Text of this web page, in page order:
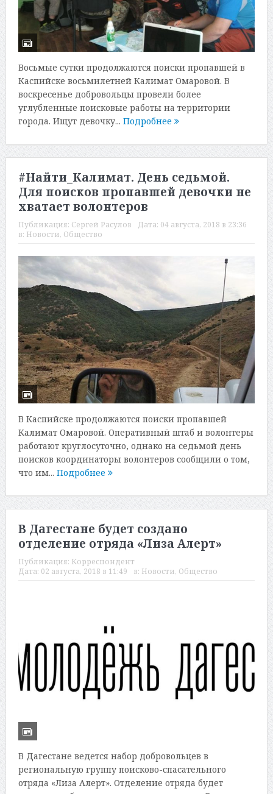
Восьмые сутки продолжаются поиски пропавшей в
Каспийске восьмилетней Калимат Омаровой. В
воскресенье добровольцы провели более
углубленные поисковые работы на территории
города. Ищут девочку... Подробнее
#Найти_Калимат. День седьмой.
Для поисков пропавшей девочки не
хватает волонтеров
Публикация: Сергей Расулов Дата: 04 августа, 2018 в 23:36
в: Новости, Общество
В Каспийске продолжаются поиски пропавшей
Калимат Омаровой. Оперативный штаб и волонтеры
работают круглосуточно, однако на седьмой день
поисков координаторы волонтеров сообщили о том,
что им... Подробнее
В Дагестане будет создано
отделение отряда «Лиза Алерт»
Публикация: Корреспондент
Дата: 02 августа, 2018 в 11:49 в: Новости, Общество
В Дагестане ведется набор добровольцев в
региональную группу поисково-спасательного
отряда «Лиза Алерт». Отделение отряда будет